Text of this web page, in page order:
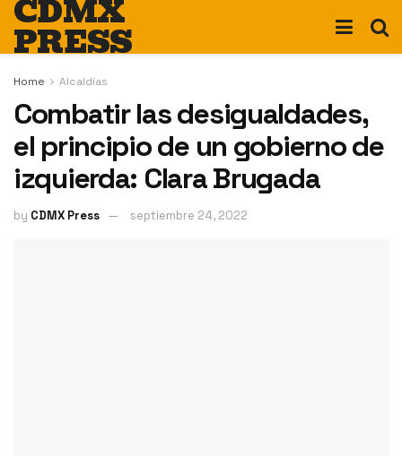
CDMX
PRESS
Home Alcaldías
Combatir las desigualdades,
el principio de un gobierno de
izquierda: Clara Brugada
by CDMX Press septiembre 24, 2022